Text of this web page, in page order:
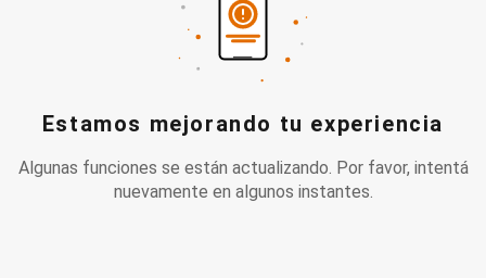
Estamos mejorando tu experiencia
Algunas funciones se están actualizando. Por favor, intentá
nuevamente en algunos instantes.